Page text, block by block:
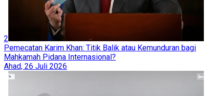
2
Pemecatan Karim Khan: Titik Balik atau Kemunduran bagi
Mahkamah Pidana Internasional?
Ahad, 26 Juli 2026